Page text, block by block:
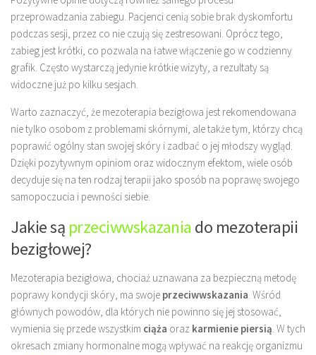
przeprowadzania zabiegu. Pacjenci cenią sobie brak dyskomfortu
podczas sesji, przez co nie czują się zestresowani. Oprócz tego,
zabieg jest krótki, co pozwala na łatwe włączenie go w codzienny
grafik. Często wystarczą jedynie krótkie wizyty, a rezultaty są
widoczne już po kilku sesjach.
Warto zaznaczyć, że mezoterapia bezigłowa jest rekomendowana
nie tylko osobom z problemami skórnymi, ale także tym, którzy chcą
poprawić ogólny stan swojej skóry i zadbać o jej młodszy wygląd.
Dzięki pozytywnym opiniom oraz widocznym efektom, wiele osób
decyduje się na ten rodzaj terapii jako sposób na poprawę swojego
samopoczucia i pewności siebie.
Jakie są przeciwwskazania do mezoterapii
bezigłowej?
Mezoterapia bezigłowa, chociaż uznawana za bezpieczną metodę
poprawy kondycji skóry, ma swoje przeciwwskazania. Wśród
głównych powodów, dla których nie powinno się jej stosować,
wymienia się przede wszystkim ciąża oraz karmienie piersią. W tych
okresach zmiany hormonalne mogą wpływać na reakcję organizmu